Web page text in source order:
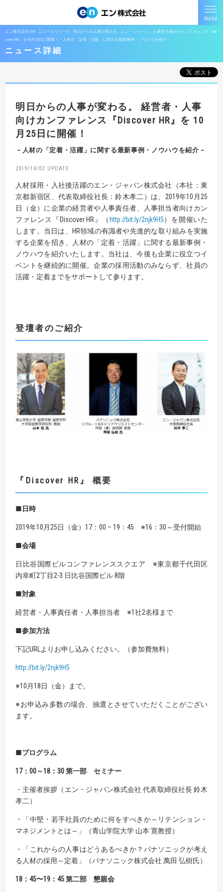
エン株式会社TOP ニュースリリース
明日からの人事が変わる。エン・ジャパン、人事担当者向けカンファレンス『Dis
cover HR』を10月25日に開催！－人材の「定着・活躍」に関する最新事例・ノウハウを紹介－
ニュース詳細
明日からの人事が変わる。 経営者・人事
向けカンファレンス『Discover HR』を 10
月25日に開催！
－人材の「定着・活躍」に関する最新事例・ノウハウを紹介－
2019/10/02
人材採用・入社後活躍のエン・ジャパン株式会社（本社：東
京都新宿区、代表取締役社長：鈴木孝二）は、2019年10月25
日（金）に企業の経営者や人事責任者、人事担当者向けカン
ファレンス『Discover HR』（http://bit.ly/2njk9H5）を開催いた
します。当日は、HR領域の有識者や先進的な取り組みを実施
する企業を招き、人材の「定着・活躍」に関する最新事例・
ノウハウを紹介いたします。当社は、今後も企業に役立つイ
ベントを継続的に開催。企業の採用活動のみならず、社員の
活躍・定着までをサポートして参ります。
登壇者のご紹介
『Discover HR』 概要
■日時
2019年10月25日（金）17：00 – 19：45 ※16：30～受付開始
■会場
日比谷国際ビルコンファレンススクエア ※東京都千代田区
内幸町2丁目2-3 日比谷国際ビル 8階
■対象
経営者・人事責任者・人事担当者 ※1社2名様まで
■参加方法
下記URLよりお申し込みください。（参加費無料）
http://bit.ly/2njk9H5
※10月18日（金）まで。
※お申込み多数の場合、抽選とさせていただくことがござい
ます。
■プログラム
17：00～18：30第一部 セミナー
・主催者挨拶（エン・ジャパン株式会社 代表取締役社長 鈴木
孝二）
・「中堅・若手社員のために何をすべきか～リテンション・
マネジメントとは～」（青山学院大学 山本 寛教授）
・「これからの人事はどうあるべきか？パナソニックが考え
る人材の採用～定着」（パナソニック株式会社 萬田 弘樹氏）
18：45〜19：45第二部 懇親会